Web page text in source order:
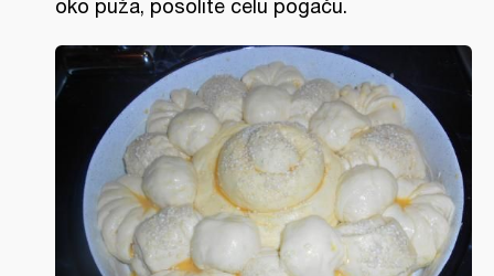
oko puža, posolite celu pogaču.